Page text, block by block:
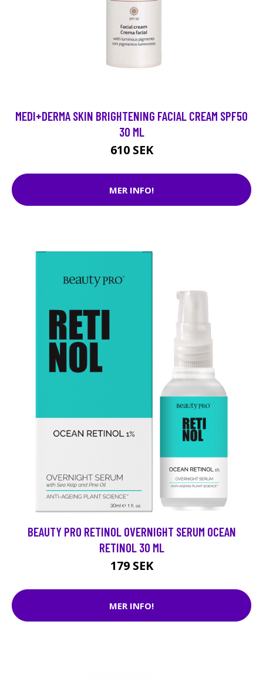
MEDI+DERMA SKIN BRIGHTENING FACIAL CREAM SPF50
30 ML
610 SEK
MER INFO!
BEAUTY PRO RETINOL OVERNIGHT SERUM OCEAN
RETINOL 30 ML
179 SEK
MER INFO!